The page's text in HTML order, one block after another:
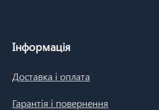
Інформація
Доставка і оплата
Гарантія і повернення